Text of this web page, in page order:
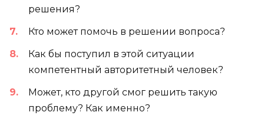
решения?
Кто может помочь в решении вопроса?
Как бы поступил в этой ситуации
компетентный авторитетный человек?
Может, кто другой смог решить такую
проблему? Как именно?